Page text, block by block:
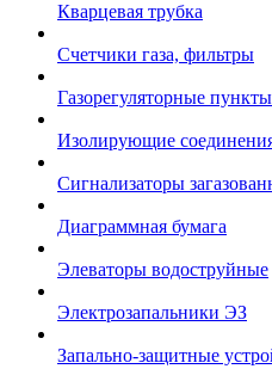
Кварцевая трубка
Счетчики газа, фильтры
Газорегуляторные
Изолирующие
Сигнализаторы
Диаграммная бумага
Элеваторы водоструйные
Электрозапальники ЭЗ
Запально-защитные